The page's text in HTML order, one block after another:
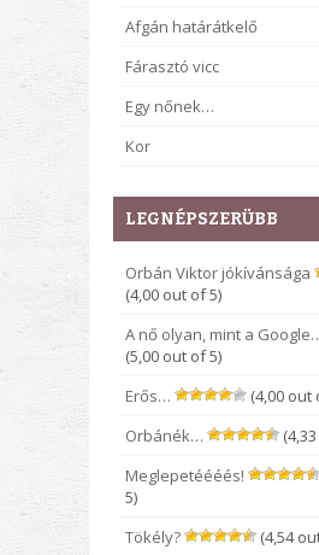
Afgán határátkelő
Fárasztó vicc
Egy nőnek…
Kor
LEGNÉPSZERÜBB
Orbán Viktor jókívánsága
(4,00 out of 5)
A nő olyan, mint a
(5,00 out of 5)
Erős…
(4,00 out
Orbánék…
Meglepetéééés!
5)
Tökély?
(4,54